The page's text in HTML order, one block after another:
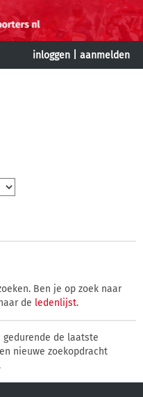
inloggen aanmelden
Ben je op zoek naar
de ledenlijst.
gedurende de laatste
nieuwe zoekopdracht